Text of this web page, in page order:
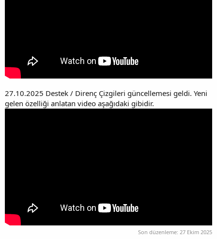
27.10.2025 Destek / Direnç Çizgileri güncellemesi geldi. Yeni
gelen özelliği anlatan video aşağıdaki gibidir.
Son düzenleme: 27 Ekim 2025